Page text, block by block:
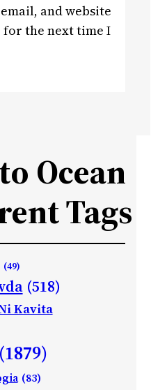
and website
the next time I
Ocean
Tags
(49)
(518)
Kavita
(1879)
(83)